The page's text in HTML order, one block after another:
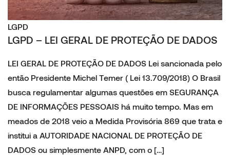
LGPD
LGPD – LEI GERAL DE PROTEÇÃO DE DADOS
LEI GERAL DE PROTEÇÃO DE DADOS Lei sancionada pelo
então Presidente Michel Temer ( Lei 13.709/2018) O Brasil
busca regulamentar algumas questões em SEGURANÇA
DE INFORMAÇÕES PESSOAIS há muito tempo. Mas em
meados de 2018 veio a Medida Provisória 869 que trata e
institui a AUTORIDADE NACIONAL DE PROTEÇÃO DE
DADOS ou simplesmente ANPD, com o […]